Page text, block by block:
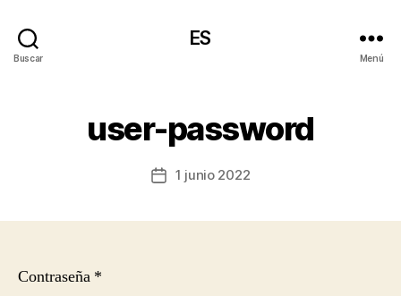
Buscar
ES
Menú
user-password
Fecha1 junio 2022
Contraseña *